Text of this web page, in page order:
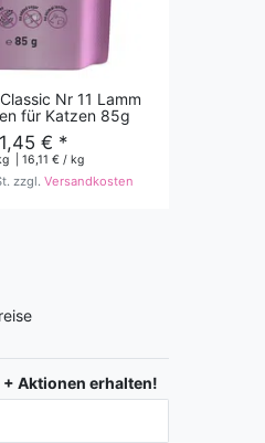
Nr 11 Lamm
für Katzen 85g
€ *
| 16,11 € / kg
zzgl. Versandkosten
Aktionen erhalten!